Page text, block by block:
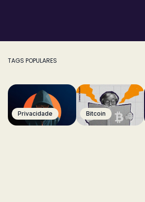
TAGS POPULARES
Privacidade Bitcoin